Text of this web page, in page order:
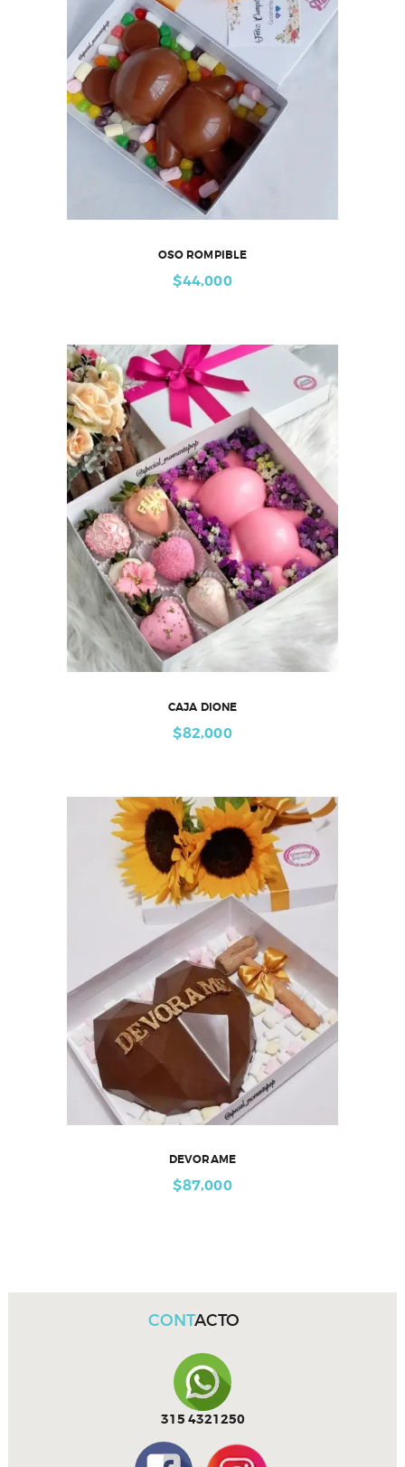
OSO ROMPIBLE
$44,000
CAJA DIONE
$82,000
DEVORAME
$87,000
CONTACTO
315 4321250